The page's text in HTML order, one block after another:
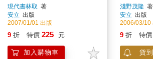
現代書林取 著
安立 出版
2007/01/01 出版
9 折 特價 225 元
加入購物車
淺野茂隆 著
安立 出版
2006/03/10
9 折 特價
貨